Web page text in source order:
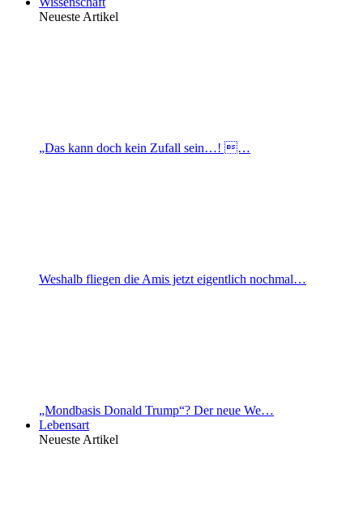
Neueste Artikel
„Das kann doch kein Zufall sein…! …
Weshalb fliegen die Amis jetzt eigentlich nochmal…
„Mondbasis Donald Trump“? Der neue We…
Lebensart
Neueste Artikel